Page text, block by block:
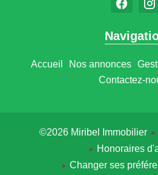
Accueil Nos annonces
Contactez-
©2026 Miribel Immobilier
Honoraires
Changer ses